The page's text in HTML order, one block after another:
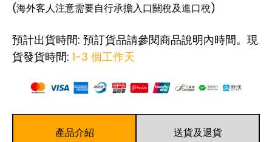
(海外客人注意需要自行承擔入口關稅及進口稅)
預計出貨時間: 預訂貨品請參閱商品說明內時間。現
貨發貨時間: 1-3 個工作天
產品介紹 送貨及退貨